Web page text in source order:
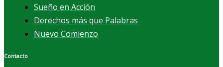
Sueño en Acción
Derechos más que Palabras
Nuevo Comienzo
Contacto